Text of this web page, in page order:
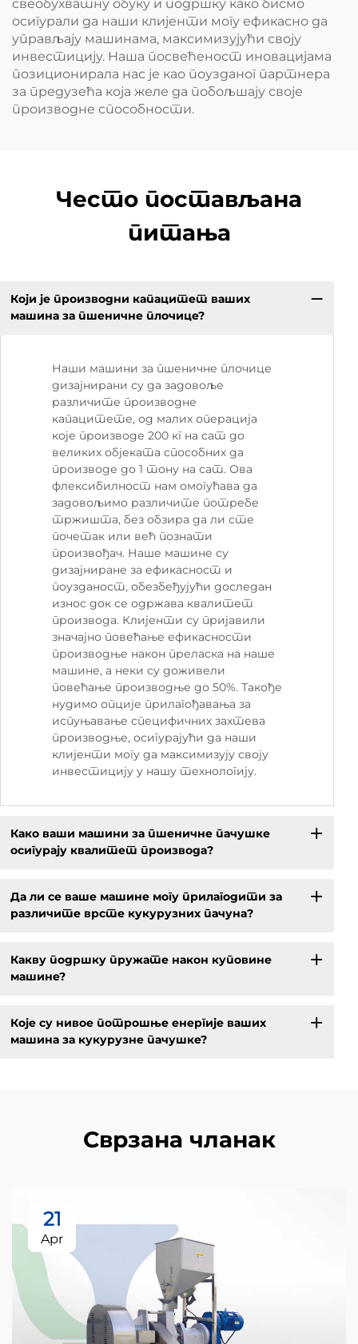
свеобухватну обуку и подршку како бисмо
осигурали да наши клијенти могу ефикасно да
управљају машинама, максимизујући своју
инвестицију. Наша посвећеност иновацијама
позиционирала нас је као поузданог партнера
за предузећа која желе да побољшају своје
производне способности.
Често постављана
питања
Који је производни капацитет ваших
машина за пшеничне плочице?
Наши машини за пшеничне плочице
дизајнирани су да задовоље
различите производне
капацитете, од малих операција
које производе 200 кг на сат до
великих објеката способних да
производе до 1 тону на сат. Ова
флексибилност нам омогућава да
задовољимо различите потребе
тржишта, без обзира да ли сте
почетак или већ познати
произвођач. Наше машине су
дизајниране за ефикасност и
поузданост, обезбеђујући доследан
износ док се одржава квалитет
производа. Клијенти су пријавили
значајно повећање ефикасности
производње након преласка на наше
машине, а неки су доживели
повећање производње до 50%. Такође
нудимо опције прилагођавања за
испуњавање специфичних захтева
производње, осигурајући да наши
клијенти могу да максимизују своју
инвестицију у нашу технологију.
Како ваши машини за пшеничне пачушке
осигурају квалитет производа?
Да ли се ваше машине могу прилагодити за
различите врсте кукурузних пачуна?
Какву подршку пружате након куповине
машине?
Које су нивое потрошње енергије ваших
машина за кукурузне пачушке?
Сврзана чланак
21
Apr